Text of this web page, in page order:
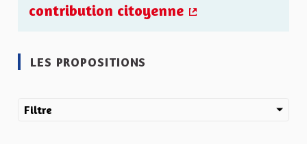
contribution citoyenne
LES PROPOSITIONS
Filtre